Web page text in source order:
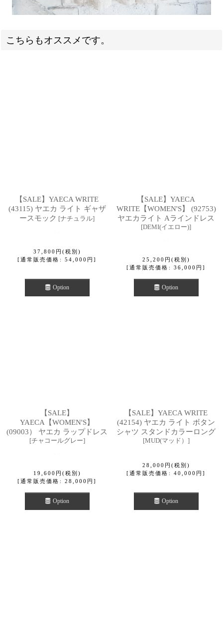
こちらもオススメです。
【SALE】YAECA WRITE
(43115) ヤエカ ライト ギャザ
ースモック [ナチュラル]
37,800 円 (税別)
[通常販売価格 : 54,000 円 ]
Option
【SALE】YAECA
WRITE【WOMEN'S】 (92753)
ヤエカライト Aラインドレス
[DEMI(イエロー)]
25,200 円 (税別)
[通常販売価格 : 36,000 円 ]
Option
【SALE】
YAECA【WOMEN'S】
(09003） ヤエカ ラップドレス
[チャコールグレー]
19,600 円 (税別)
[通常販売価格 : 28,000 円 ]
Option
【SALE】YAECA WRITE
(42154) ヤエカ ライト ボタン
シャツ スタンドカラーロング
[MUD(マッド） ]
28,000 円 (税別)
[通常販売価格 : 40,000 円 ]
Option